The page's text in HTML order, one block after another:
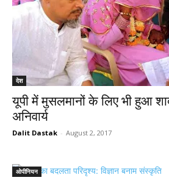
देश
यूपी में मुसलमानों के लिए भी हुआ
अनिवार्य
Dalit Dastak - August 2, 2017
ओपीनियन